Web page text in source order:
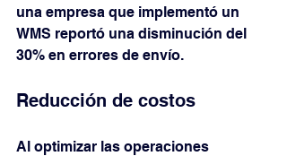
una empresa que implementó un
WMS reportó una disminución del
30% en errores de envío.
Reducción de costos
Al optimizar las operaciones